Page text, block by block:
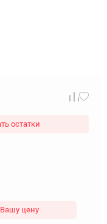
остатки
Вашу цену